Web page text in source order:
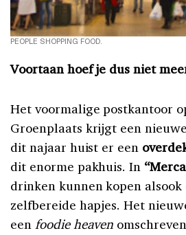
PEOPLE SHOPPING FOOD.
Voortaan hoef je dus niet
Het voormalige postkantoor
Groenplaats krijgt een
dit najaar huist er een
dit enorme pakhuis. In
drinken kunnen kopen alsook
zelfbereide hapjes. Het
een foodie heaven